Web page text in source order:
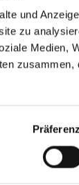
und
zu
Medien,
ART.-NR.
zzgl. MwSt.
Piezo + trigger